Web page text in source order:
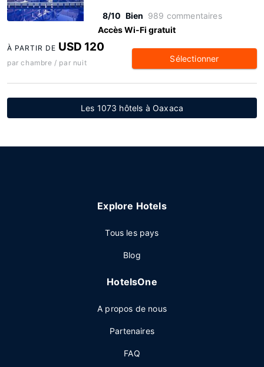
8/10 Bien 989 commentaires
Accès Wi-Fi gratuit
À PARTIR DE USD 120
par chambre / par nuit Sélectionner
Les 1073 hôtels à Oaxaca
Explore Hotels
Tous les pays
Blog
HotelsOne
A propos de nous
Partenaires
FAQ